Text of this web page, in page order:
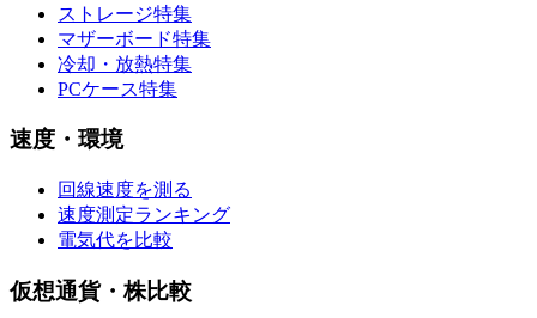
ストレージ特集
マザーボード特集
冷却・放熱特集
PCケース特集
速度・環境
回線速度を測る
速度測定ランキング
電気代を比較
仮想通貨・株比較